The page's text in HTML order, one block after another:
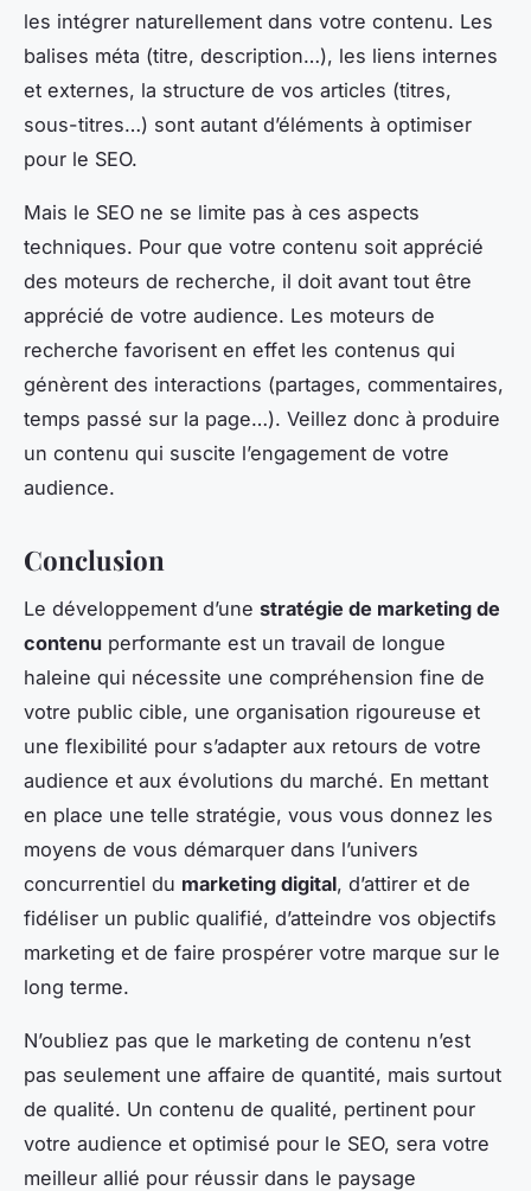
les intégrer naturellement dans votre contenu. Les
balises méta (titre, description…), les liens internes
et externes, la structure de vos articles (titres,
sous-titres…) sont autant d’éléments à optimiser
pour le SEO.
Mais le SEO ne se limite pas à ces aspects
techniques. Pour que votre contenu soit apprécié
des moteurs de recherche, il doit avant tout être
apprécié de votre audience. Les moteurs de
recherche favorisent en effet les contenus qui
génèrent des interactions (partages, commentaires,
temps passé sur la page…). Veillez donc à produire
un contenu qui suscite l’engagement de votre
audience.
Conclusion
Le développement d’une stratégie de marketing de
contenu performante est un travail de longue
haleine qui nécessite une compréhension fine de
votre public cible, une organisation rigoureuse et
une flexibilité pour s’adapter aux retours de votre
audience et aux évolutions du marché. En mettant
en place une telle stratégie, vous vous donnez les
moyens de vous démarquer dans l’univers
concurrentiel du marketing digital, d’attirer et de
fidéliser un public qualifié, d’atteindre vos objectifs
marketing et de faire prospérer votre marque sur le
long terme.
N’oubliez pas que le marketing de contenu n’est
pas seulement une affaire de quantité, mais surtout
de qualité. Un contenu de qualité, pertinent pour
votre audience et optimisé pour le SEO, sera votre
meilleur allié pour réussir dans le paysage